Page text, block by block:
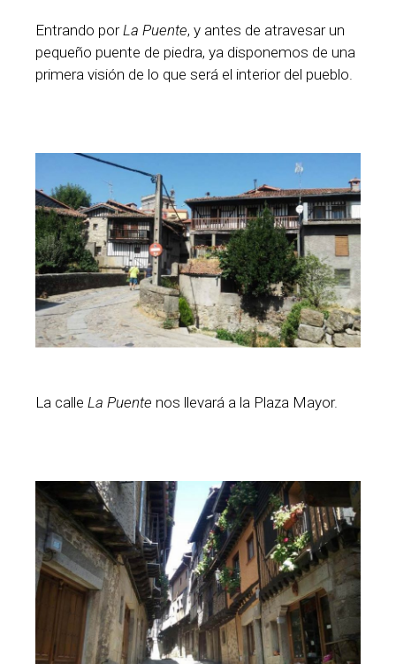
Entrando porLa Puente, y antes de atravesar un
pequeño puente de piedra, ya disponemos de una
primera visión de lo que será el interior del pueblo.
La calle La Puente nos llevará a la Plaza Mayor.